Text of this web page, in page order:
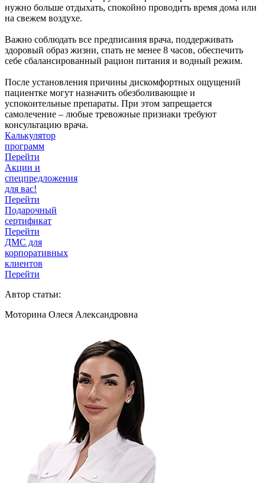
нужно больше отдыхать, спокойно проводить время дома или
на свежем воздухе.
Важно соблюдать все предписания врача, поддерживать
здоровый образ жизни, спать не менее 8 часов, обеспечить
себе сбалансированный рацион питания и водный режим.
После установления причины дискомфортных ощущений
пациентке могут назначить обезболивающие и
успокоительные препараты. При этом запрещается
самолечение – любые тревожные признаки требуют
консультацию врача.
Калькулятор
программ
Перейти
Акции и
спецпредложения
для вас!
Перейти
Подарочный
сертификат
Перейти
ДМС для
корпоративных
клиентов
Перейти
Автор статьи:
Моторина Олеся Александровна